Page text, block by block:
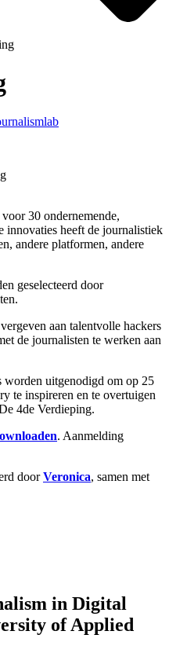
30 ondernemende,
innovaties heeft de journalistiek
andere platformen, andere
geselecteerd door
aan talentvolle hackers
de journalisten te werken aan
worden uitgenodigd om op 25
te inspireren en te overtuigen
4de Verdieping.
. Aanmelding
doorVeronica, samen met
in Digital
of Applied